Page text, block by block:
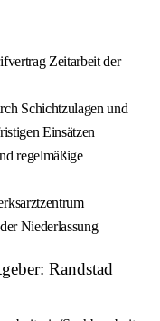
Zeitarbeit der
Schichtzulagen und
Einsätzen
regelmäßige
Niederlassung
Randstad